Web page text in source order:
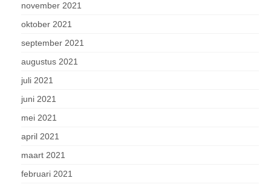
november 2021
oktober 2021
september 2021
augustus 2021
juli 2021
juni 2021
mei 2021
april 2021
maart 2021
februari 2021